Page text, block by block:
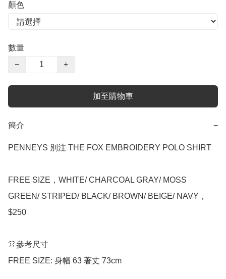
顏色
數量
−
+
加至購物車
簡介 −
PENNEYS 別注 THE FOX EMBROIDERY POLO SHIRT
FREE SIZE，WHITE/ CHARCOAL GRAY/ MOSS
GREEN/ STRIPED/ BLACK/ BROWN/ BEIGE/ NAVY，
$250
👚參考尺寸
FREE SIZE: 身幅 63 著丈 73cm